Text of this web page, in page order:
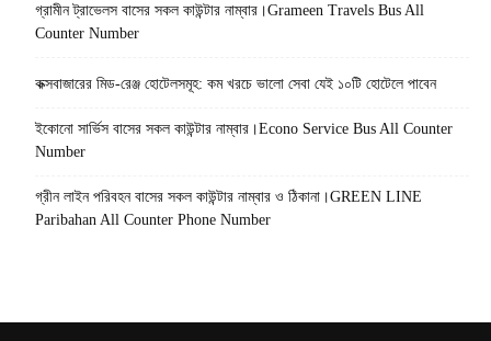
গ্রামীন ট্রাভেলস বাসের সকল কাউন্টার নাম্বার।Grameen Travels Bus All
Counter Number
কক্সবাজারের মিড-রেঞ্জ হোটেলসমূহ: কম খরচে ভালো সেবা যেই ১০টি হোটেলে পাবেন
ইকোনো সার্ভিস বাসের সকল কাউন্টার নাম্বার।Econo Service Bus All Counter
Number
গ্রীন লাইন পরিবহন বাসের সকল কাউন্টার নাম্বার ও ঠিকানা।GREEN LINE
Paribahan All Counter Phone Number